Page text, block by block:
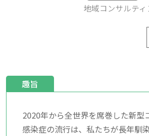
地域コンサルティ
趣旨
2020年から全世界を席巻した新型
感染症の流行は、私たちが長年馴